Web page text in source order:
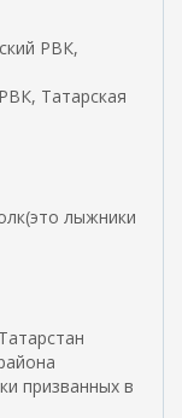
РВК,
Татарская
лыжники
призванных в